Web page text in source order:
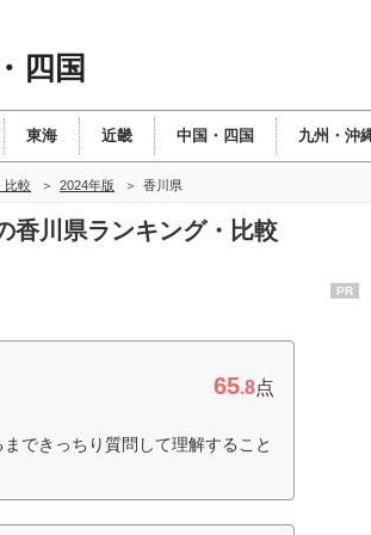
四国
東海 近畿 中国・四国 九州・沖
比較 2024年版 香川県
香川県ランキング・比較
65.8点
できっちり質問して理解すること
PR